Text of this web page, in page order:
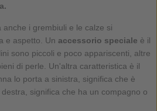
i grembiuli e le calze si
e aspetto. Un accessorio speciale è il
sono piccoli e poco appariscenti, altre
di perle. Un'altra caratteristica è il
lo porta a sinistra, significa che è
significa che ha un compagno o